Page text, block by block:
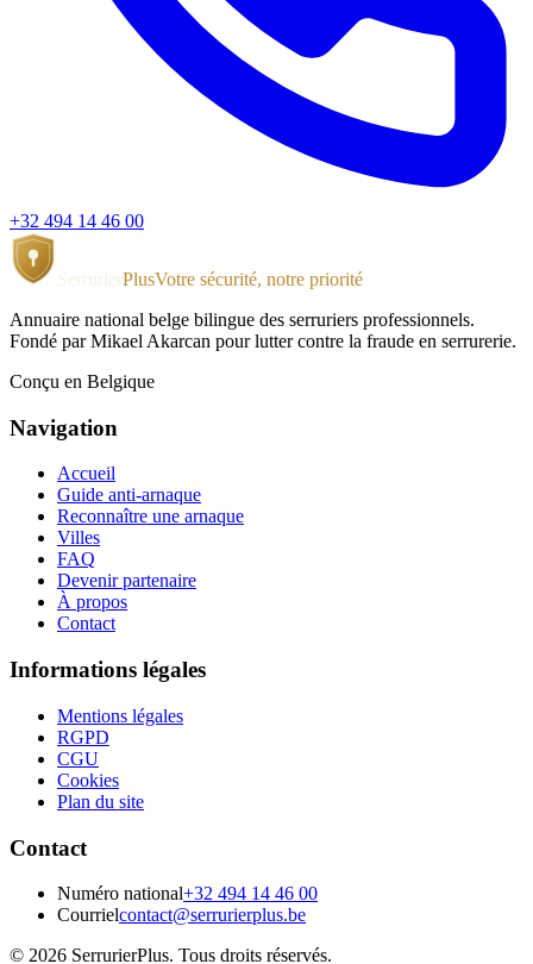
+32 494 14 46 00
Serrurier PlusVotre sécurité, notre priorité
Annuaire national belge bilingue des serruriers professionnels.
Fondé par Mikael Akarcan pour lutter contre la fraude en serrurerie.
Conçu en Belgique
Navigation
Accueil
Guide anti-arnaque
Reconnaître une arnaque
Villes
FAQ
Devenir partenaire
À propos
Contact
Informations légales
Mentions légales
RGPD
CGU
Cookies
Plan du site
Contact
Numéro national+32 494 14 46 00
Courrielcontact@serrurierplus.be
© 2026 SerrurierPlus. Tous droits réservés.